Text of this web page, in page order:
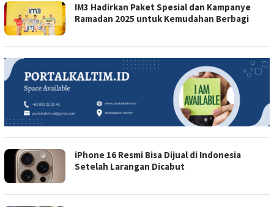
IM3 Hadirkan Paket Spesial dan Kampanye
Ramadan 2025 untuk Kemudahan Berbagi
iPhone 16 Resmi Bisa Dijual di Indonesia
Setelah Larangan Dicabut